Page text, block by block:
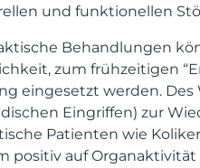
und funktionellen
Behandlungen
zum frühzeitigen
eingesetzt werden.
Eingriffen) zur
Patienten wie
positiv auf Organaktivität